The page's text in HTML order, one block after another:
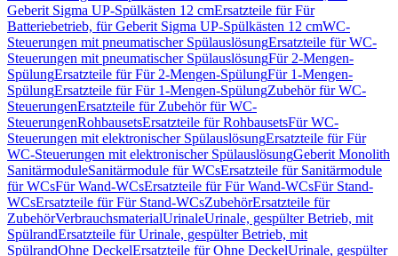
Geberit Sigma UP-Spülkästen 12 cmErsatzteile für Für
Batteriebetrieb, für Geberit Sigma UP-Spülkästen 12 cmWC-
Steuerungen mit pneumatischer SpülauslösungErsatzteile für WC-
Steuerungen mit pneumatischer SpülauslösungFür 2-Mengen-
SpülungErsatzteile für Für 2-Mengen-SpülungFür 1-Mengen-
SpülungErsatzteile für Für 1-Mengen-SpülungZubehör für WC-
SteuerungenErsatzteile für Zubehör für WC-
SteuerungenRohbausetsErsatzteile für RohbausetsFür WC-
Steuerungen mit elektronischer SpülauslösungErsatzteile für Für
WC-Steuerungen mit elektronischer SpülauslösungGeberit Monolith
SanitärmoduleSanitärmodule für WCsErsatzteile für Sanitärmodule
für WCsFür Wand-WCsErsatzteile für Für Wand-WCsFür Stand-
WCsErsatzteile für Für Stand-WCsZubehörErsatzteile für
ZubehörVerbrauchsmaterialUrinaleUrinale, gespülter Betrieb, mit
SpülrandErsatzteile für Urinale, gespülter Betrieb, mit
SpülrandOhne DeckelErsatzteile für Ohne DeckelUrinale, gespülter